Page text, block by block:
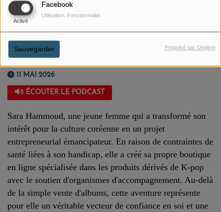
Facebook
Activé
Utilisation: Fonctionnalité
Sauvegarder Propulsé par Orejime
11 MAI 2026
ÉCOUTER LE PODCAST
Sara Hammoud, une jeune femme qui a transformé son
intérêt pour la culture coréenne en un projet
entrepreneurial émancipateur. En raison de contraintes de
santé liées à son handicap, elle a créé sa propre boutique
en ligne spécialisée dans les produits dérivés de K-pop
avec le soutien d'organismes d'accompagnement. Au-delà
de la simple vente d'albums, cette aventure représente
pour elle un véritable vecteur de confiance en soi et une